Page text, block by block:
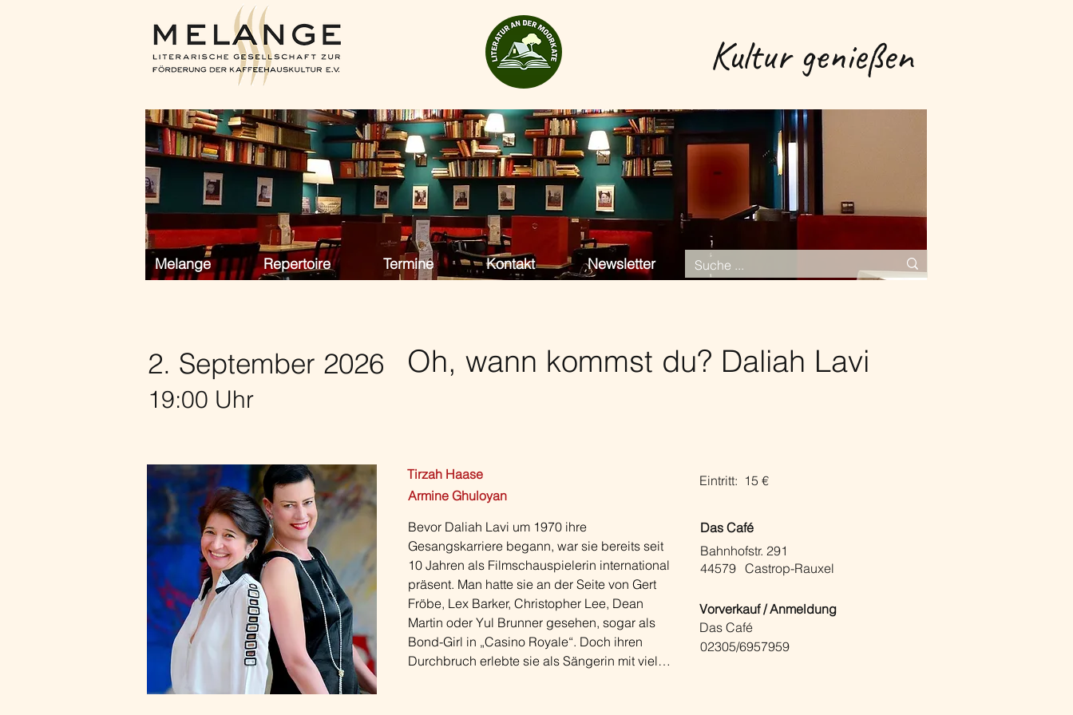
Kultur genießen
2. September 2026
19:00 Uhr
Oh, wann kommst du? Daliah Lavi
Tirzah Haase
Armine Ghuloyan
Bevor Daliah Lavi um 1970 ihre
Gesangskarriere begann, war sie bereits seit
10 Jahren als Filmschauspielerin international
präsent. Man hatte sie an der Seite von Gert
Fröbe, Lex Barker, Christopher Lee, Dean
Martin oder Yul Brunner gesehen, sogar als
Bond-Girl in „Casino Royale“. Doch ihren
Durchbruch erlebte sie als Sängerin mit vielen
Eintritt: 15 €
Das Café
Bahnhofstr. 291
44579 Castrop-Rauxel
Vorverkauf / Anmeldung
Das Café
02305/6957959
Melange Repertoire Termine Kontakt Newsletter